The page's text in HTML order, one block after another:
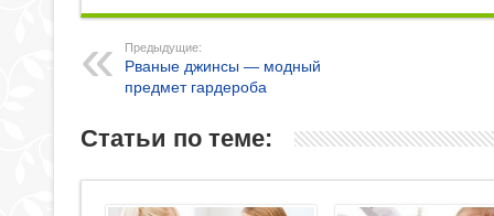
Предыдущие:
Рваные джинсы — модный
предмет гардероба
Статьи по теме: